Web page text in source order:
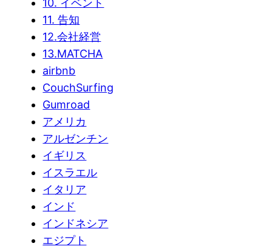
10. イベント
11. 告知
12.会社経営
13.MATCHA
airbnb
CouchSurfing
Gumroad
アメリカ
アルゼンチン
イギリス
イスラエル
イタリア
インド
インドネシア
エジプト